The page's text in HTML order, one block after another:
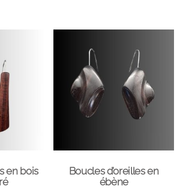
en bois
Boucles d’oreilles en
ébène